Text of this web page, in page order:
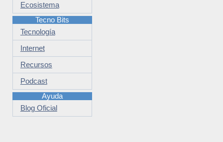
Ecosistema
Tecno Bits
Tecnología
Internet
Recursos
Podcast
Ayuda
Blog Oficial